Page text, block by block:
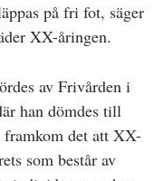
på fri fot, säger
XX-åringen.
av Frivården i
han dömdes till
det att XX-
som består av